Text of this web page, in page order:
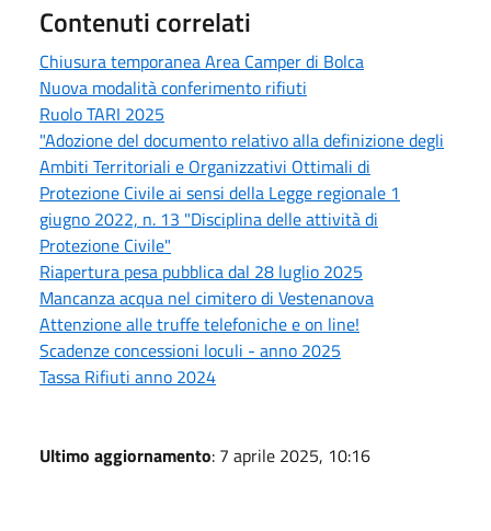
Contenuti correlati
Chiusura temporanea Area Camper di Bolca
Nuova modalità conferimento rifiuti
Ruolo TARI 2025
"Adozione del documento relativo alla definizione degli
Ambiti Territoriali e Organizzativi Ottimali di
Protezione Civile ai sensi della Legge regionale 1
giugno 2022, n. 13 "Disciplina delle attività di
Protezione Civile"
Riapertura pesa pubblica dal 28 luglio 2025
Mancanza acqua nel cimitero di Vestenanova
Attenzione alle truffe telefoniche e on line!
Scadenze concessioni loculi - anno 2025
Tassa Rifiuti anno 2024
Ultimo aggiornamento: 7 aprile 2025, 10:16